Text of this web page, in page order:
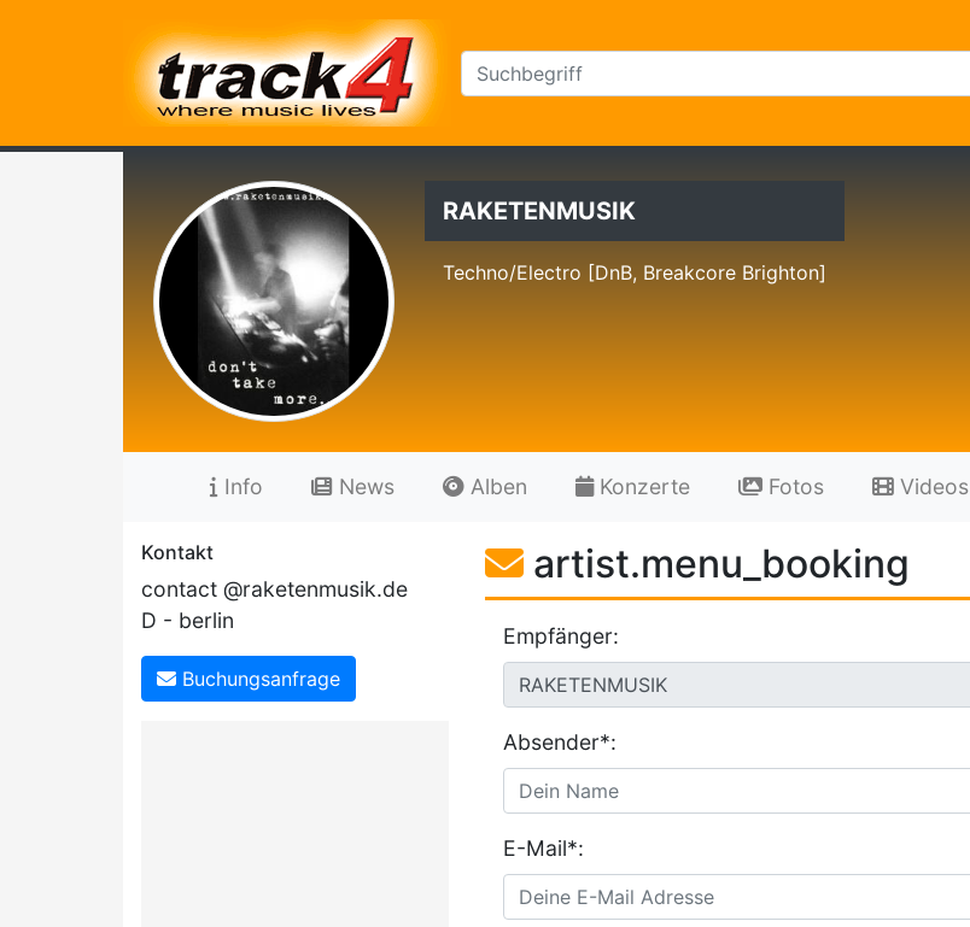
RAKETENMUSIK
Techno/Electro [DnB, Breakcore Brighton]
Info News Alben Konzerte Fotos Videos
Kontakt
contact @raketenmusik.de
D - berlin
Buchungsanfrage
artist.menu_booking
Empfänger:
Absender*:
E-Mail*: